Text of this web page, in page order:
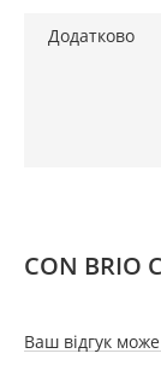
Додатково
CON BRIO
Ваш відгук